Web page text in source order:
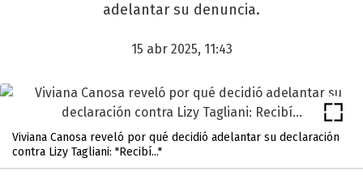
adelantar su denuncia.
15 abr 2025, 11:43
Viviana Canosa reveló por qué decidió adelantar su declaración
contra Lizy Tagliani: "Recibí..."